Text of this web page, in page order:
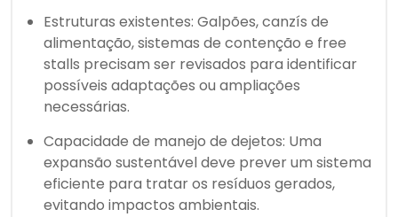
Estruturas existentes: Galpões, canzís de
alimentação, sistemas de contenção e free
stalls precisam ser revisados para identificar
possíveis adaptações ou ampliações
necessárias.
Capacidade de manejo de dejetos: Uma
expansão sustentável deve prever um sistema
eficiente para tratar os resíduos gerados,
evitando impactos ambientais.